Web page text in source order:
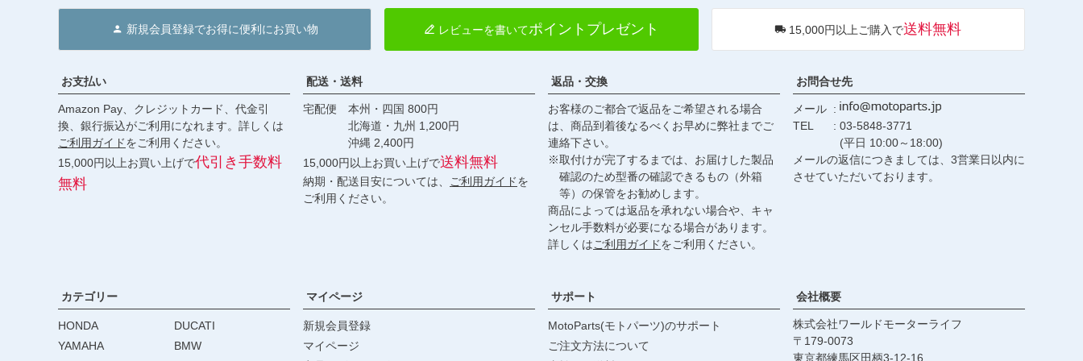
へ
新規会員登録でお得に便利にお買い物 レビューを書いてポイントプレゼント 15,000円以上ご購入で送料無料
お支払い
Amazon Pay、クレジットカード、代金引
換、銀行振込がご利用になれます。詳しくは
ご利用ガイドをご利用ください。
15,000円以上お買い上げで代引き手数料
無料
配送・送料
宅配便 本州・四国 800円
北海道・九州 1,200円
沖縄 2,400円
15,000円以上お買い上げで送料無料
納期・配送目安については、 ご利用ガイドを
ご利用ください。
返品・交換
お客様のご都合で返品をご希望される場合
は、商品到着後なるべくお早めに弊社までご
連絡下さい。
※取付けが完了するまでは、お届けした製品
確認のため型番の確認できるもの（外箱
等）の保管をお勧めします。
商品によっては返品を承れない場合や、キャ
ンセル手数料が必要になる場合があります。
詳しくはご利用ガイドをご利用ください。
お問合せ先
メール
TEL
03-5848-3771
(平日 10:00～18:00)
メールの返信につきましては、3営業日以内に
させていただいております。
カテゴリー
HONDA
YAMAHA
DUCATI
BMW
マイページ
新規会員登録
マイページ
サポート
MotoParts(モトパーツ)のサポート
ご注文方法について
会社概要
株式会社ワールドモーターライフ
179-0073
東京都練馬区田柄3-12-16